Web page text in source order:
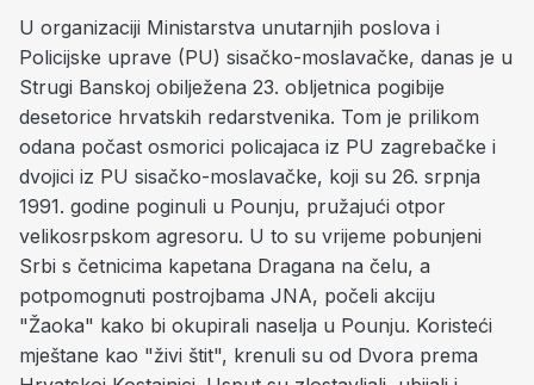
U organizaciji Ministarstva unutarnjih poslova i
Policijske uprave (PU) sisačko-moslavačke, danas je u
Strugi Banskoj obilježena 23. obljetnica pogibije
desetorice hrvatskih redarstvenika. Tom je prilikom
odana počast osmorici policajaca iz PU zagrebačke i
dvojici iz PU sisačko-moslavačke, koji su 26. srpnja
1991. godine poginuli u Pounju, pružajući otpor
velikosrpskom agresoru. U to su vrijeme pobunjeni
Srbi s četnicima kapetana Dragana na čelu, a
potpomognuti postrojbama JNA, počeli akciju
"Žaoka" kako bi okupirali naselja u Pounju. Koristeći
mještane kao "živi štit", krenuli su od Dvora prema